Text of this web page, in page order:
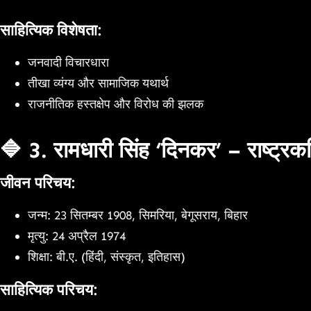
साहित्यिक विशेषता:
जनवादी विचारधारा
तीखा व्यंग्य और सामाजिक यथार्थ
राजनीतिक हस्तक्षेप और विरोध की झलक
🔷 3. रामधारी सिंह ‘दिनकर’ –
जीवन परिचय:
जन्म: 23 सितम्बर 1908, सिमरिया, बेगूसराय, बिहार
मृत्यु: 24 अप्रैल 1974
शिक्षा: बी.ए. (हिंदी, संस्कृत, इतिहास)
साहित्यिक परिचय: